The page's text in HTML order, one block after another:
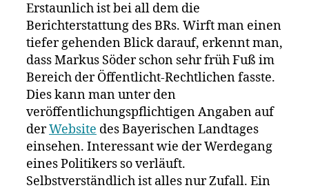
Erstaunlich ist bei all dem die
Berichterstattung des BRs. Wirft man einen
tiefer gehenden Blick darauf, erkennt man,
dass Markus Söder schon sehr früh Fuß im
Bereich der Öffentlicht-Rechtlichen fasste.
Dies kann man unter den
veröffentlichungspflichtigen Angaben auf
derWebsite des Bayerischen Landtages
einsehen. Interessant wie der Werdegang
eines Politikers so verläuft.
Selbstverständlich ist alles nur Zufall. Ein